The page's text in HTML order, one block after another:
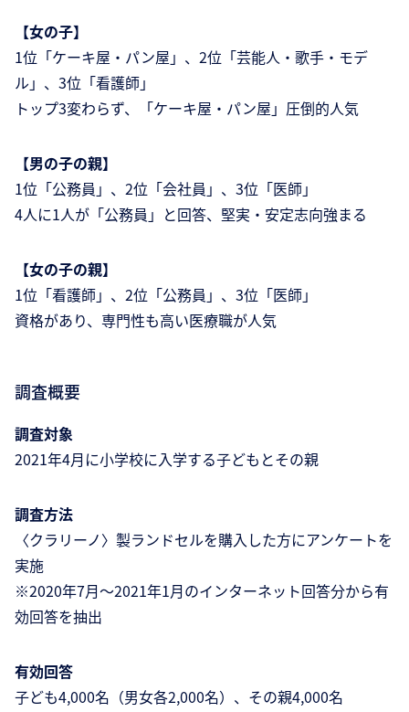
【女の子】
1位「ケーキ屋・パン屋」、2位「芸能人・歌手・モデ
ル」、3位「看護師」
トップ3変わらず、「ケーキ屋・パン屋」圧倒的人気
【男の子の親】
1位「公務員」、2位「会社員」、3位「医師」
4人に1人が「公務員」と回答、堅実・安定志向強まる
【女の子の親】
1位「看護師」、2位「公務員」、3位「医師」
資格があり、専門性も高い医療職が人気
調査概要
調査対象
2021年4月に小学校に入学する子どもとその親
調査方法
〈クラリーノ〉製ランドセルを購入した方にアンケートを
実施
※2020年7月～2021年1月のインターネット回答分から有
効回答を抽出
有効回答
子ども4,000名（男女各2,000名）、その親4,000名